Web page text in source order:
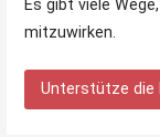
Es gibt viele
mitzuwirken.
Unterstütze die